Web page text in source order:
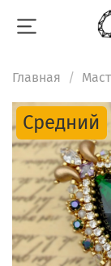
Главная
Средний